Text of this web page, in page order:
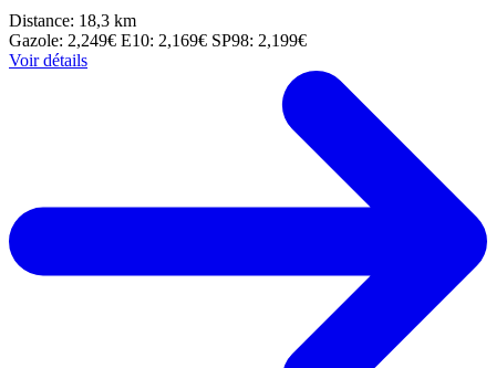
Distance: 18,3 km
Gazole: 2,249€ E10: 2,169€ SP98: 2,199€
Voir détails